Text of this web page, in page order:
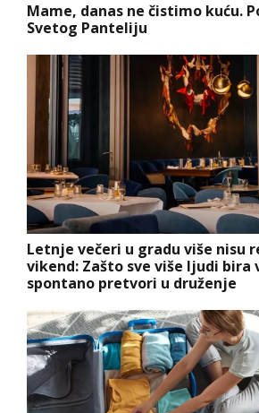
Mame, danas ne čistimo kuću.
Svetog Panteliju
Letnje večeri u gradu više nisu
vikend: Zašto sve više ljudi bira
spontano pretvori u druženje